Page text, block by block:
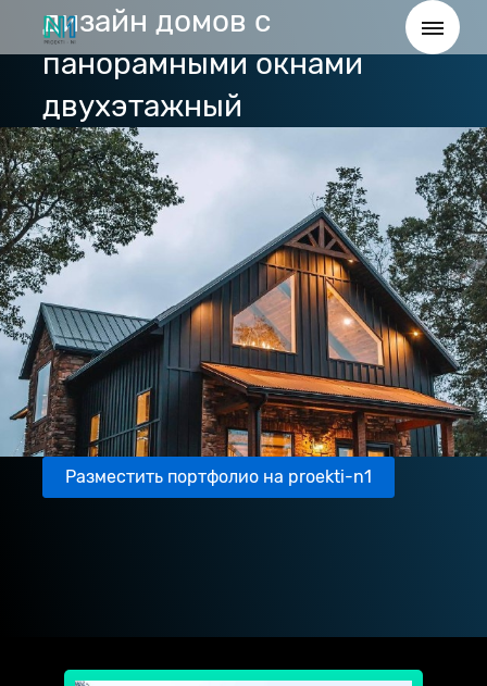
дизайн домов с
панорамными окнами
двухэтажный
Разместить портфолио на proekti-n1